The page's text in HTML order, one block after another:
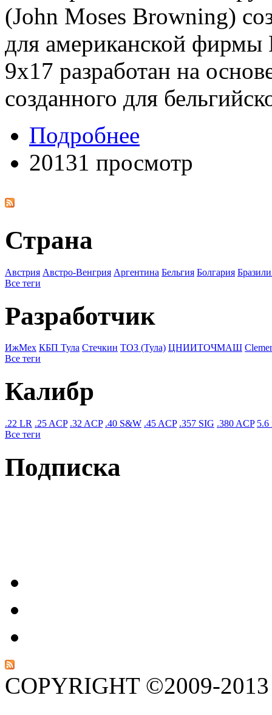
(John Moses Browning)
для американской фирмы
9x17 разработан на
созданного для
Подробнее
20131 просмотр
Страна
Австрия Австро-Венгрия Аргентина Бельгия Болгария
Все теги
Разработчик
ИжМех КБП Тула Стечкин ТОЗ (Тула) ЦНИИТОЧМАШ
Все теги
Калибр
.22 LR .25 ACP .32 ACP .40 S&W .45 ACP .357 SIG .380 ACP
Все теги
Подписка
COPYRIGHT ©2009-